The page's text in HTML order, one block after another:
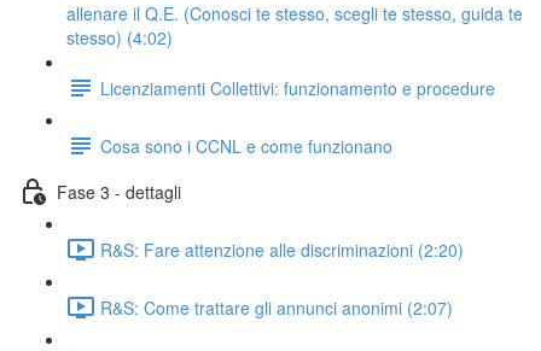
allenare il Q.E. (Conosci te stesso, scegli te stesso, guida te
stesso) (4:02)
Licenziamenti Collettivi: funzionamento e procedure
Cosa sono i CCNL e come funzionano
Fase 3 - dettagli
R&S: Fare attenzione alle discriminazioni (2:20)
R&S: Come trattare gli annunci anonimi (2:07)